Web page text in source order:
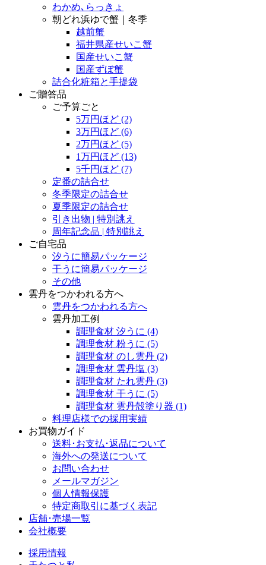
わかめ､らっきょ
朝どれ浜ゆで蟹｜冬季
越前蟹
福井県産せいこ蟹
国産せいこ蟹
国産ずぼ蟹
詰合化粧箱と手提袋
ご贈答品
ご予算ごと
5万円ほど (2)
3万円ほど (6)
2万円ほど (5)
1万円ほど (13)
5千円ほど (7)
定番の詰合せ
冬季限定の詰合せ
夏季限定の詰合せ
引き出物 | 特別誂え
周年記念品 | 特別誂え
ご自宅品
汐うに簡易パッケージ
干うに簡易パッケージ
その他
雲丹をつかわれる方へ
雲丹をつかわれる方へ
雲丹加工例
調理食材 汐うに (4)
調理食材 粉うに (5)
調理食材 のし雲丹 (2)
調理食材 雲丹塩 (3)
調理食材 たれ雲丹 (3)
調理食材 干うに (5)
調理食材 雲丹殻塗り器 (1)
料理店様での採用実績
お買物ガイド
送料･お支払･返品について
海外への発送について
お問い合わせ
メールマガジン
個人情報保護
特定商取引に基づく表記
店舗･売場一覧
会社概要
採用情報